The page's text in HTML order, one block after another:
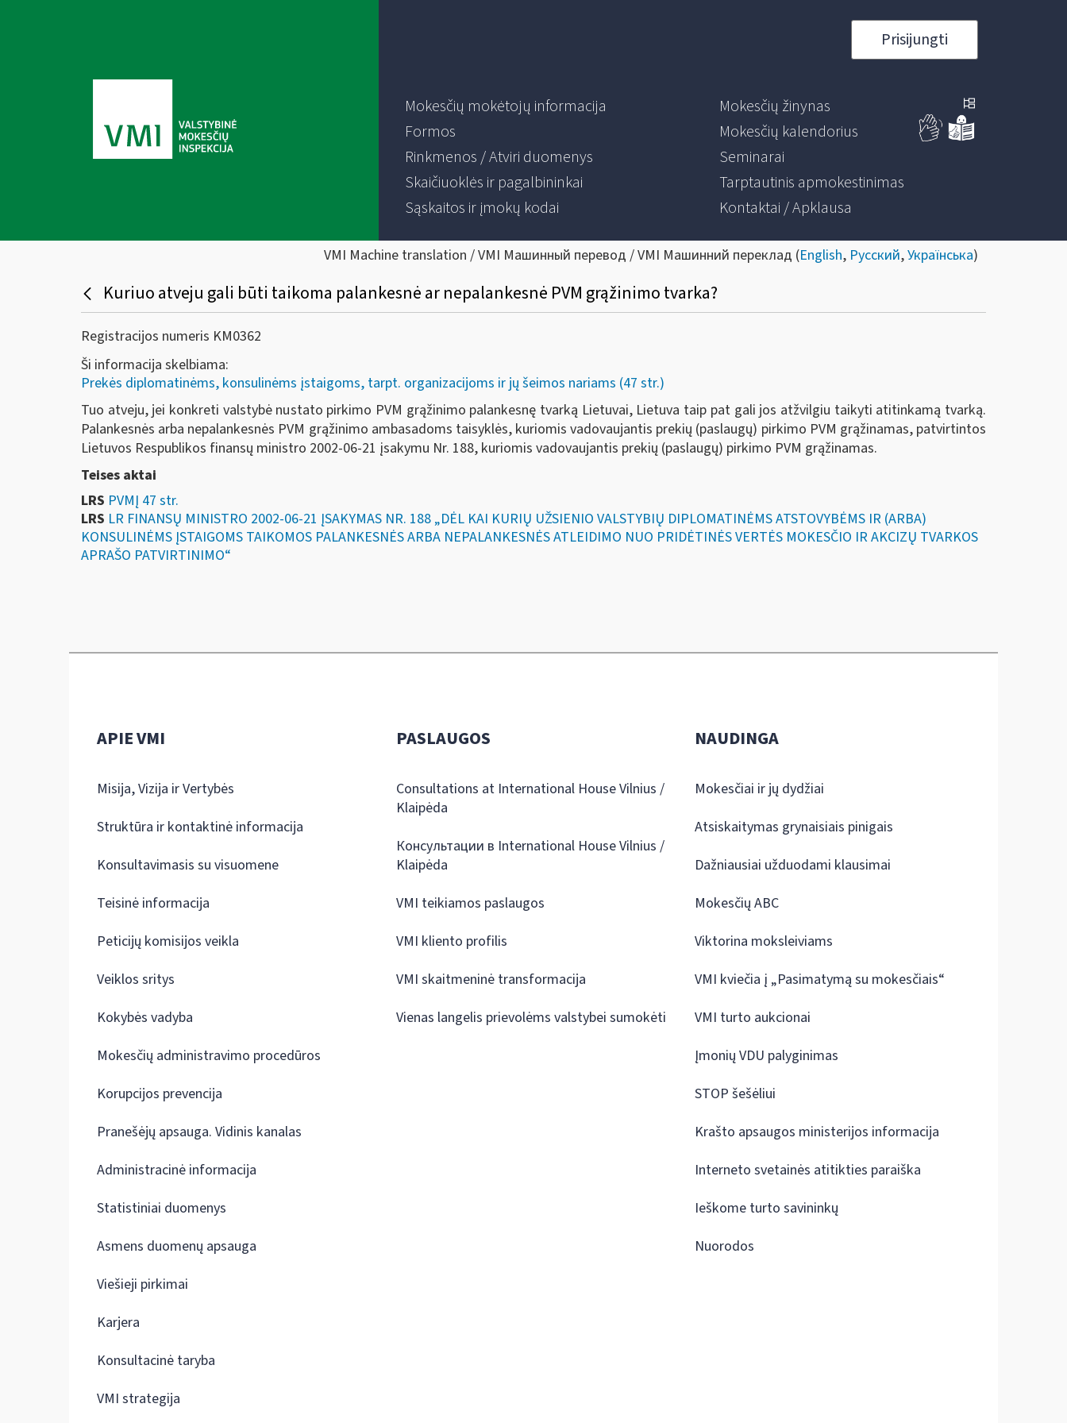
Prisijungti
Mokesčių mokėtojų informacija
Formos
Rinkmenos / Atviri duomenys
Skaičiuoklės ir pagalbininkai
Sąskaitos ir įmokų kodai
Mokesčių žinynas
Mokesčių kalendorius
Seminarai
Tarptautinis apmokestinimas
Kontaktai / Apklausa
VMI Machine translation / VMI Машинный перевод / VMI Машинний переклад (English, Русский,Українська)
Kuriuo atveju gali būti taikoma palankesnė ar nepalankesnė PVM grąžinimo tvarka?
Registracijos numeris KM0362
Ši informacija skelbiama:
Prekės diplomatinėms, konsulinėms įstaigoms, tarpt. organizacijoms ir jų šeimos nariams (47 str.)
Tuo atveju, jei konkreti valstybė nustato pirkimo PVM grąžinimo palankesnę tvarką Lietuvai, Lietuva taip pat gali jos atžvilgiu taikyti atitinkamą tvarką.
Palankesnės arba nepalankesnės PVM grąžinimo ambasadoms taisyklės, kuriomis vadovaujantis prekių (paslaugų) pirkimo PVM grąžinamas, patvirtintos
Lietuvos Respublikos finansų ministro 2002-06-21 įsakymu Nr. 188, kuriomis vadovaujantis prekių (paslaugų) pirkimo PVM grąžinamas.
Teises aktai
LRS PVMĮ 47 str.
LRS LR FINANSŲ MINISTRO 2002-06-21 ĮSAKYMAS NR. 188 „DĖL KAI KURIŲ UŽSIENIO VALSTYBIŲ DIPLOMATINĖMS ATSTOVYBĖMS IR (ARBA)
KONSULINĖMS ĮSTAIGOMS TAIKOMOS PALANKESNĖS ARBA NEPALANKESNĖS ATLEIDIMO NUO PRIDĖTINĖS VERTĖS MOKESČIO IR AKCIZŲ TVARKOS
APRAŠO PATVIRTINIMO“
APIE VMI
Misija, Vizija ir Vertybės
Struktūra ir kontaktinė informacija
Konsultavimasis su visuomene
Teisinė informacija
Peticijų komisijos veikla
Veiklos sritys
Kokybės vadyba
Mokesčių administravimo procedūros
Korupcijos prevencija
Pranešėjų apsauga. Vidinis kanalas
Administracinė informacija
Statistiniai duomenys
Asmens duomenų apsauga
Viešieji pirkimai
Karjera
Konsultacinė taryba
VMI strategija
PASLAUGOS
Consultations at International House Vilnius /
Klaipėda
Консультации в International House Vilnius /
Klaipėda
VMI teikiamos paslaugos
VMI kliento profilis
VMI skaitmeninė transformacija
Vienas langelis prievolėms valstybei sumokėti
NAUDINGA
Mokesčiai ir jų dydžiai
Atsiskaitymas grynaisiais pinigais
Dažniausiai užduodami klausimai
Mokesčių ABC
Viktorina moksleiviams
VMI kviečia į „Pasimatymą su mokesčiais“
VMI turto aukcionai
Įmonių VDU palyginimas
STOP šešėliui
Krašto apsaugos ministerijos informacija
Interneto svetainės atitikties paraiška
Ieškome turto savininkų
Nuorodos